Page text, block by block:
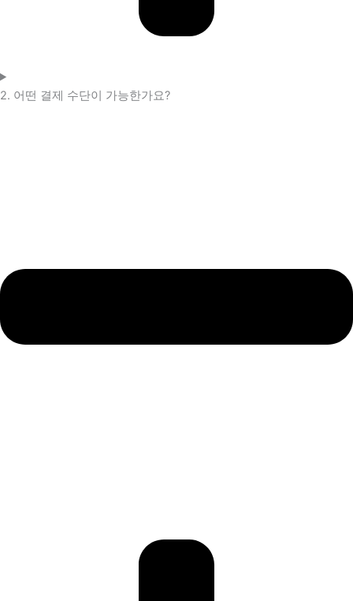
2. 어떤 결제 수단이 가능한가요?